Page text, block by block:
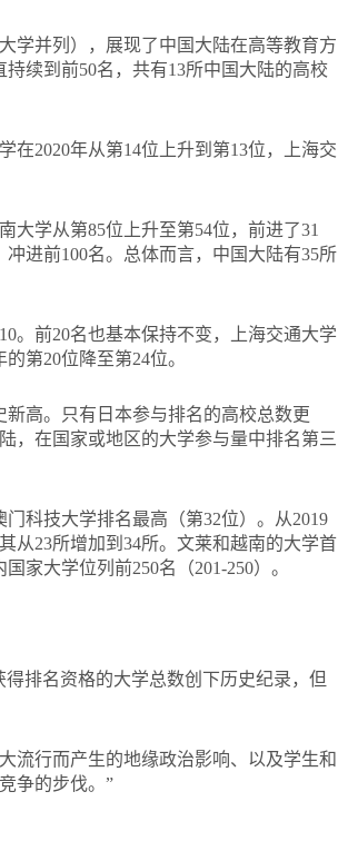
学并列），展现了中国大陆在高等教育方
续到前50名，共有13所中国大陆的高校
在2020年从第14位上升到第13位，上海交
大学从第85位上升至第54位，前进了31
进前100名。总体而言，中国大陆有35所
。前20名也基本保持不变，上海交通大学
第20位降至第24位。
高。只有日本参与排名的高校总数更
，在国家或地区的大学参与量中排名第三
科技大学排名最高（第32位）。从2019
从23所增加到34所。文莱和越南的大学首
家大学位列前250名（201-250）。
排名资格的大学总数创下历史纪录，但
流行而产生的地缘政治影响、以及学生和
争的步伐。”